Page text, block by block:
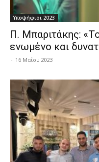
Υποψήφιοι 2023
Π. Μπαριτάκης:
ενωμένο και
- 16 Μαΐου 2023